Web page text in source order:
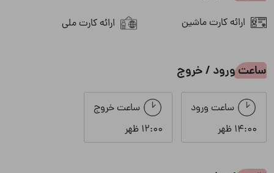
شوفاژ
فضای نشیمن در محوطه کولر اسپلیت
مبلمان منقل
ارائه کارت ماشین ارائه کارت ملی
ساعت ورود / خروج
ساعت ورود
14:00 ظهر
ساعت خروج
12:00 ظهر